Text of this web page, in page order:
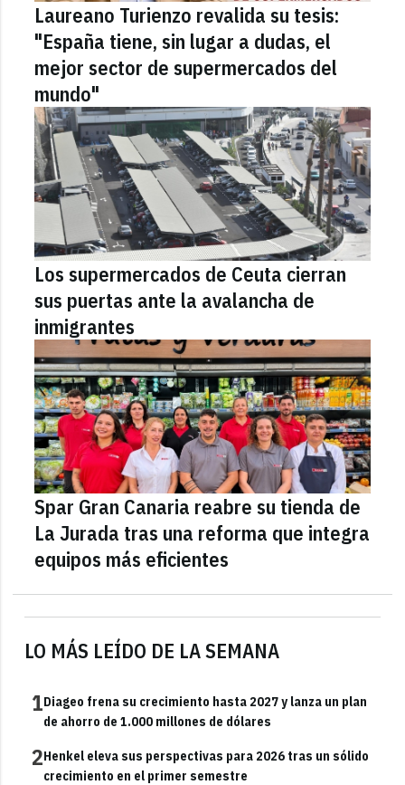
LO MÁS LEÍDO DE LA SEMANA
1Diageo frena su crecimiento hasta 2027 y lanza un plan
de ahorro de 1.000 millones de dólares
2Henkel eleva sus perspectivas para 2026 tras un sólido
crecimiento en el primer semestre
Laureano Turienzo revalida su tesis:
"España tiene, sin lugar a dudas, el
mejor sector de supermercados del
mundo"
Los supermercados de Ceuta cierran
sus puertas ante la avalancha de
inmigrantes
Spar Gran Canaria reabre su tienda de
La Jurada tras una reforma que integra
equipos más eficientes